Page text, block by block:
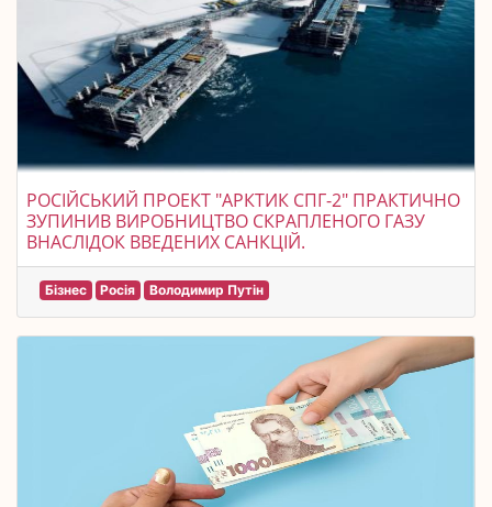
РОСІЙСЬКИЙ ПРОЕКТ "АРКТИК СПГ-2" ПРАКТИЧНО
ЗУПИНИВ ВИРОБНИЦТВО СКРАПЛЕНОГО ГАЗУ
ВНАСЛІДОК ВВЕДЕНИХ САНКЦІЙ.
Бізнес Росія Володимир Путін